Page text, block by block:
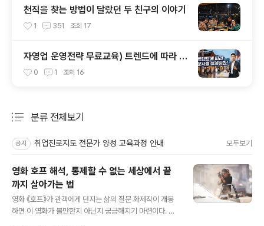
천직을 찾는 방법이 달랐던 두 친구의 이야기
1 351 조회 17
자영업 운영전략 무료교육) 트렌드에 따라 장
사를 설계하라!
0 1 조회 16
분류 전체보기
공지 취업진로지도 전문가 양성 교육과정 안내 모두보기
영화 호프 해석, 통제할 수 없는 세상에서 끝
까지 살아가는 법
영화 《호프》가 관객에게 던지는 삶의 질문 화제작이 개봉
하면 이 영화가 볼만한지 아닌지 궁금해지기 마련이다. 누